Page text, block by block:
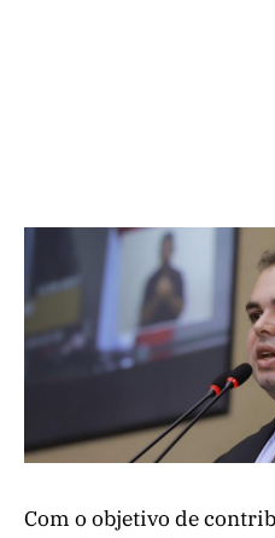
Com o objetivo de